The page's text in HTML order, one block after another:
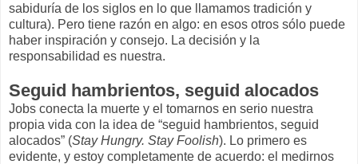
sabiduría de los siglos en lo que llamamos tradición y
cultura). Pero tiene razón en algo: en esos otros sólo puede
haber inspiración y consejo. La decisión y la
responsabilidad es nuestra.
Seguid hambrientos, seguid alocados
Jobs conecta la muerte y el tomarnos en serio nuestra
propia vida con la idea de “seguid hambrientos, seguid
alocados” (Stay Hungry. Stay Foolish). Lo primero es
evidente, y estoy completamente de acuerdo: el medirnos